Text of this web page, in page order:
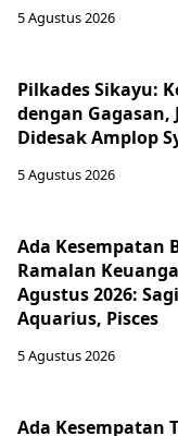
5 Agustus 2026
Pilkades Sikayu:
dengan Gagasan,
Didesak Amplop
5 Agustus 2026
Ada Kesempatan
Ramalan
Agustus 2026:
Aquarius, Pisces
5 Agustus 2026
Ada Kesempatan